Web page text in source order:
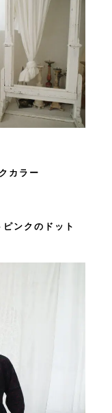
クカラー
ンクのドット